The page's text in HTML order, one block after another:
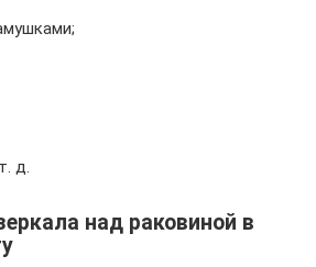
д.
над раковиной в